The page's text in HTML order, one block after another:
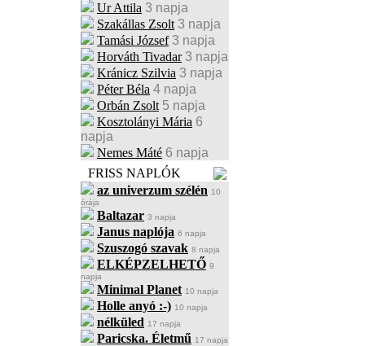
Ur Attila 3 napja
Szakállas Zsolt 3 napja
Tamási József 3 napja
Horváth Tivadar 3 napja
Kránicz Szilvia 3 napja
Péter Béla 4 napja
Orbán Zsolt 5 napja
Kosztolányi Mária 6
napja
Nemes Máté 6 napja
FRISS NAPLÓK
az univerzum szélén 10
órája
Baltazar 3 napja
Janus naplója 6 napja
Szuszogó szavak 8 napja
ELKÉPZELHETŐ 9
napja
Minimal Planet 10 napja
Holle anyó :-) 10 napja
nélküled 17 napja
Paricska. Életmű 17 napja